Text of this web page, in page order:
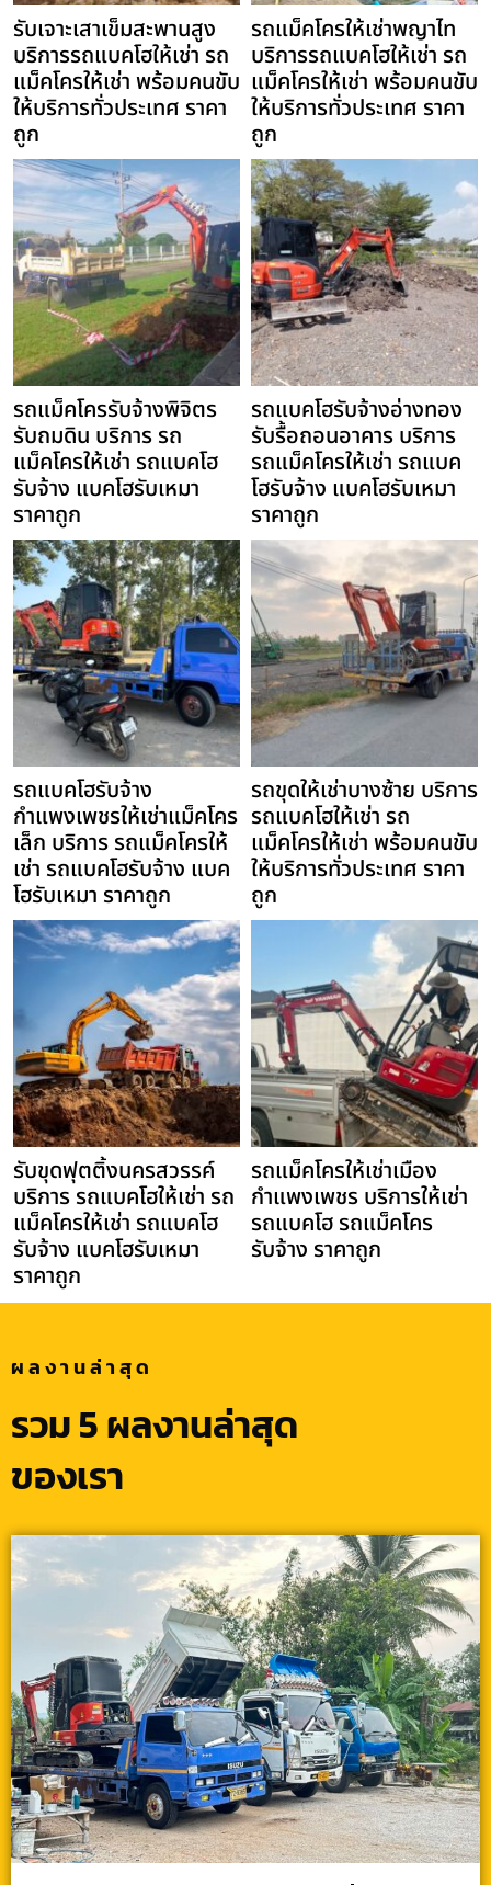
รับเจาะเสาเข็มสะพานสูง
บริการรถแบคโฮให้เช่า รถ
แม็คโครให้เช่า พร้อมคนขับ
ให้บริการทั่วประเทศ ราคา
ถูก
รถแม็คโครให้เช่าพญาไท
บริการรถแบคโฮให้เช่า รถ
แม็คโครให้เช่า พร้อมคนขับ
ให้บริการทั่วประเทศ ราคา
ถูก
รถแม็คโครรับจ้างพิจิตร
รับถมดิน บริการ รถ
แม็คโครให้เช่า รถแบคโฮ
รับจ้าง แบคโฮรับเหมา
ราคาถูก
รถแบคโฮรับจ้างอ่างทอง
รับรื้อถอนอาคาร บริการ
รถแม็คโครให้เช่า รถแบค
โฮรับจ้าง แบคโฮรับเหมา
ราคาถูก
รถแบคโฮรับจ้าง
กำแพงเพชรให้เช่าแม็คโคร
เล็ก บริการ รถแม็คโครให้
เช่า รถแบคโฮรับจ้าง แบค
โฮรับเหมา ราคาถูก
รถขุดให้เช่าบางซ้าย บริการ
รถแบคโฮให้เช่า รถ
แม็คโครให้เช่า พร้อมคนขับ
ให้บริการทั่วประเทศ ราคา
ถูก
รับขุดฟุตติ้งนครสวรรค์
บริการ รถแบคโฮให้เช่า รถ
แม็คโครให้เช่า รถแบคโฮ
รับจ้าง แบคโฮรับเหมา
ราคาถูก
รถแม็คโครให้เช่าเมือง
กำแพงเพชร บริการให้เช่า
รถแบคโฮ รถแม็คโคร
รับจ้าง ราคาถูก
ผลงานล่าสุด
รวม 5 ผลงานล่าสุด
ของเรา